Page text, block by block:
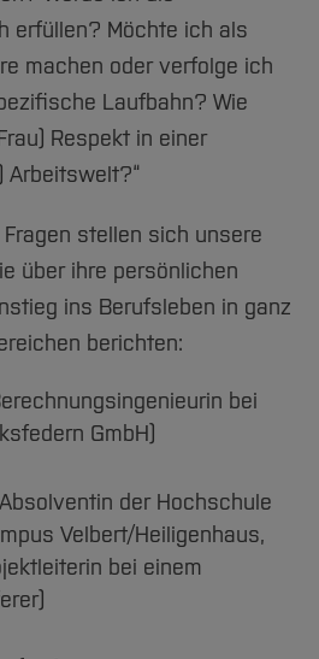
Hochschule
Hochschule
erfüllen? Möchte ich als
machen oder verfolge ich
Laufbahn? Wie
Respekt in einer
Arbeitswelt?“
stellen sich unsere
über ihre persönlichen
ins Berufsleben in ganz
berichten:
bei
GmbH)
der Hochschule
Velbert/Heiligenhaus,
bei einem